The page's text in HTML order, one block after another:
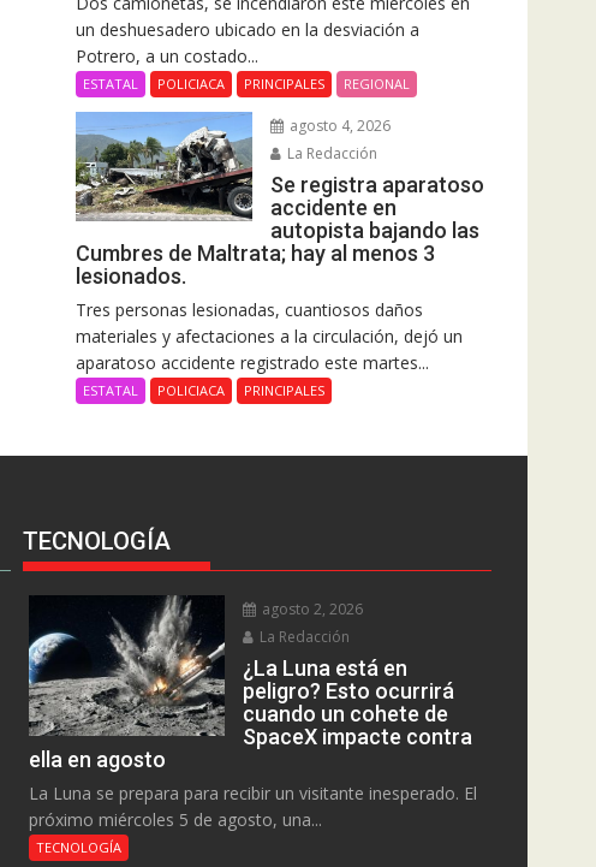
un deshuesadero ubicado en la desviación a
Potrero, a un costado...
ESTATAL POLICIACA PRINCIPALES REGIONAL
agosto 4, 2026
La Redacción
Se registra aparatoso
accidente en
autopista bajando las
Cumbres de Maltrata; hay al menos 3
lesionados.
Tres personas lesionadas, cuantiosos daños
materiales y afectaciones a la circulación, dejó un
aparatoso accidente registrado este martes...
ESTATAL POLICIACA PRINCIPALES
TECNOLOGÍA
agosto 2, 2026
La Redacción
¿La Luna está en
peligro? Esto ocurrirá
cuando un cohete de
SpaceX impacte contra
ella en agosto
La Luna se prepara para recibir un visitante inesperado. El
próximo miércoles 5 de agosto, una...
TECNOLOGÍA